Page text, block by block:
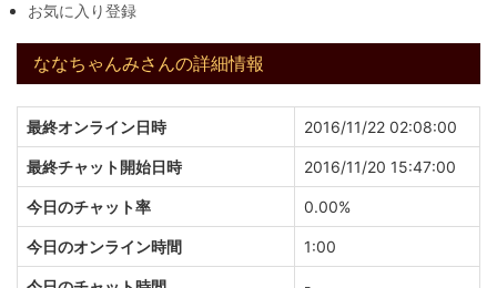
お気に入り登録
ななちゃんみさんの詳細情報
最終オンライン日時 2016/11/22 02:08:00
最終チャット開始日時 2016/11/20 15:47:00
今日のチャット率 0.00%
今日のオンライン時間 1:00